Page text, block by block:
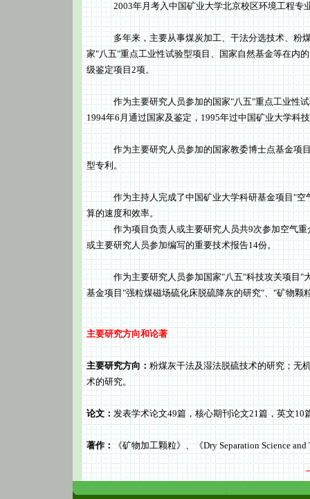
2003年月考入中国矿业大学北京校区环境工程专业
多年来，主要从事煤炭加工、干法分选技术、粉煤
家"八五"重点工业性试验型项目、国家自然基金等在内
级鉴定项目2项。
作为主要研究人员参加的国家"八五"重点工业性试
1994年6月通过国家及鉴定，1995年过中国矿业大学科
作为主要研究人员参加的国家教委博士点基金项目"
型专利。
作为主持人完成了中国矿业大学科研基金项目"空气
算的速度和效率。
作为项目负责人或主要研究人员共9次参加空气重介
或主要研究人员参加编写的重要技术报告14份。
作为主要研究人员参加国家"八五"科技攻关项目"大
基金项目"强粒煤磁场硫化床脱硫降灰的研究"、"矿物
主要研究方向和论著
主要研究方向：粉煤灰干法及湿法脱硫技术的研究；无
术的研究。
论文：发表学术论文49篇，核心期刊论文21篇，英文10
著作：《矿物加工颗粒》、《Dry Separation Science